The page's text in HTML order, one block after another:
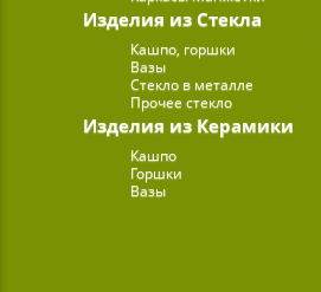
Изделия из Стекла
Кашпо, горшки
Вазы
Стекло в металле
Прочее стекло
Изделия из Керамики
Кашпо
Горшки
Вазы